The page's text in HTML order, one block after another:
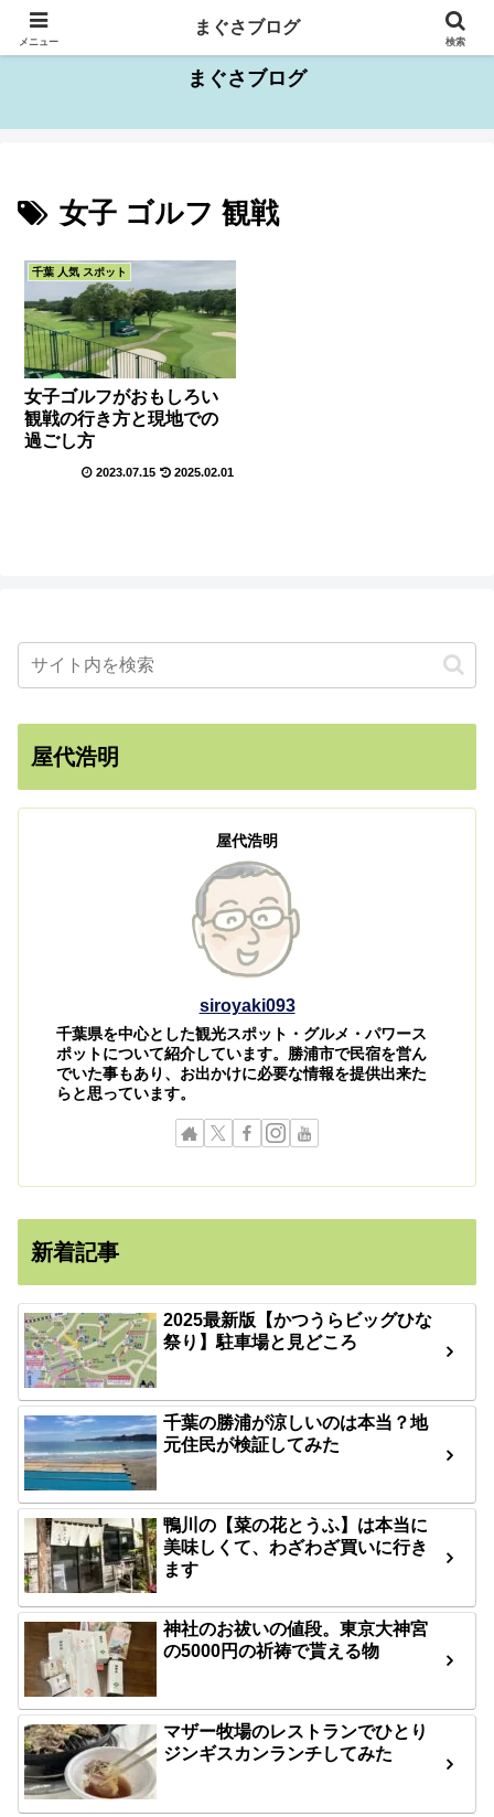
千葉県を中心としたお出かけスポット情報
まぐさブログ
女子 ゴルフ 観戦
千葉 人気 スポット
女子ゴルフがおもしろい
観戦の行き方と現地での
過ごし方
2023.07.15 2025.02.01
屋代浩明
屋代浩明
siroyaki093
千葉県を中心とした観光スポット・グルメ・パワース
ポットについて紹介しています。勝浦市で民宿を営ん
でいた事もあり、お出かけに必要な情報を提供出来た
らと思っています。
新着記事
2025最新版【かつうらビッグひな
祭り】駐車場と見どころ
千葉の勝浦が涼しいのは本当？地
元住民が検証してみた
鴨川の【菜の花とうふ】は本当に
美味しくて、わざわざ買いに行き
ます
神社のお祓いの値段。東京大神宮
の5000円の祈祷で貰える物
マザー牧場のレストランでひとり
ジンギスカンランチしてみた
メニュー
まぐさブログ
検索